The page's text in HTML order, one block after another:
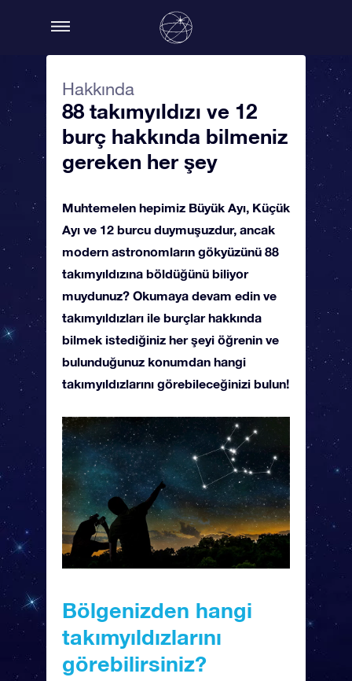
Hakkında
88 takımyıldızı ve 12
burç hakkında bilmeniz
gereken her şey
Muhtemelen hepimiz Büyük Ayı, Küçük
Ayı ve 12 burcu duymuşuzdur, ancak
modern astronomların gökyüzünü 88
takımyıldızına böldüğünü biliyor
muydunuz? Okumaya devam edin ve
takımyıldızları ile burçlar hakkında
bilmek istediğiniz her şeyi öğrenin ve
bulunduğunuz konumdan hangi
takımyıldızlarını görebileceğinizi bulun!
Bölgenizden hangi
takımyıldızlarını
görebilirsiniz?